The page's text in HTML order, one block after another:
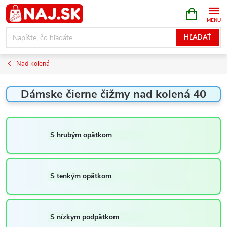
Prejsť
na
obsah
HĽADAŤ
KOŠÍK
Nad kolená
Dámske čierne čižmy nad kolená 40
S hrubým opätkom
S tenkým opätkom
S nízkym podpätkom